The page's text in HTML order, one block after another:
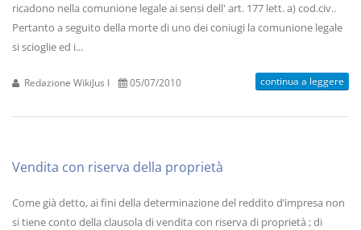
ricadono nella comunione legale ai sensi dell' art. 177 lett. a) cod.civ..
Pertanto a seguito della morte di uno dei coniugi la comunione legale
si scioglie ed i...
Redazione WikiJus I 05/07/2010 continua a leggere
Vendita con riserva della proprietà
Come già detto, ai fini della determinazione del reddito d’impresa non
si tiene conto della clausola di vendita con riserva di proprietà ; di